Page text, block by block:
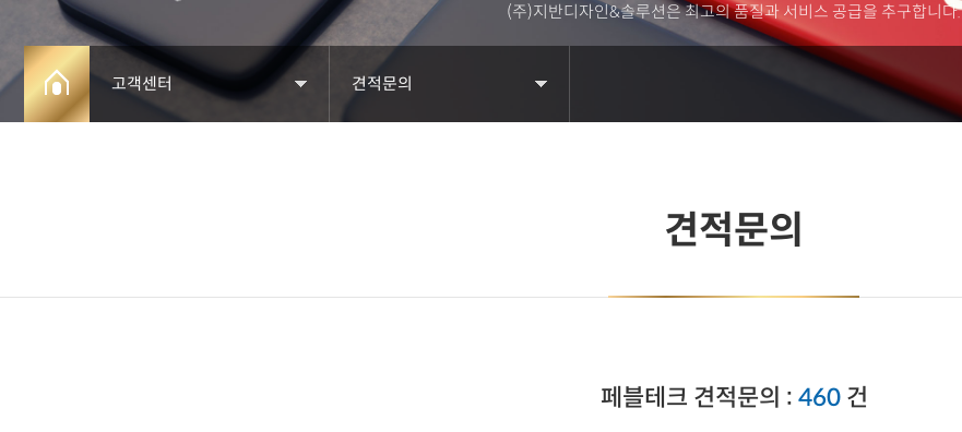
(주)지반디자인&솔루션은 최고의 품질과 서비스 공급을 추구합니다.
고객센터
깊은기초
견적문의
견적문의
페블테크 견적문의 : 460건